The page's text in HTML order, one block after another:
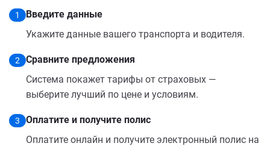
1
Введите данные
Укажите данные вашего транспорта и водителя.
2
Сравните предложения
Система покажет тарифы от страховых —
выберите лучший по цене и условиям.
3
Оплатите и получите полис
Оплатите онлайн и получите электронный полис на